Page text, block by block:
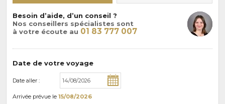
Besoin d’aide, d’un conseil ?
Nos conseillers spécialistes sont
à votre écoute au 01 83 777 007
Date de votre voyage
Date aller :
Arrivée prévue le 15/08/2026